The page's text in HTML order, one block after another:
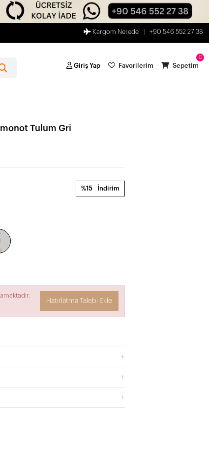
Kargom Nerede +90 546 552 27 38
Giriş Yap Favorilerim
0
Sepetim
Tulum Gri
%15 İndirim
Hatırlatma Talebi Ekle